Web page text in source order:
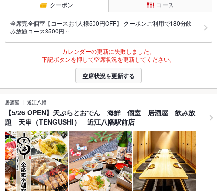
クーポン コース
全席完全個室【コースお1人様500円OFF】 クーポンご利用で180分飲
み放題コース3500円～
カレンダーの更新に失敗しました。
下記ボタンを押して空席状況を更新してください。
空席状況を更新する
居酒屋 近江八幡
【5/26 OPEN】天ぷらとおでん 海鮮 個室 居酒屋 飲み放
題 天串（TENGUSHI） 近江八幡駅前店